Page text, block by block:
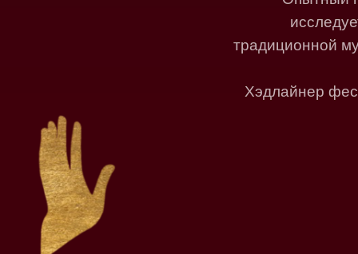
традиционной
Хэдлайнер